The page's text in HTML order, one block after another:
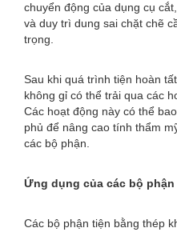
chuyển động của dụng cụ
và duy trì dung sai chặt chẽ
trọng.
Sau khi quá trình tiện hoàn
không gỉ có thể trải qua các
Các hoạt động này có thể
phủ để nâng cao tính thẩm
các bộ phận.
Ứng dụng của các bộ
Các bộ phận tiện bằng thép